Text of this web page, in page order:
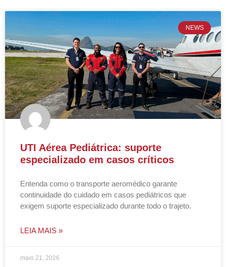
NEWS
UTI Aérea Pediátrica: suporte
especializado em casos críticos
Entenda como o transporte aeromédico garante
continuidade do cuidado em casos pediátricos que
exigem suporte especializado durante todo o trajeto.
LEIA MAIS »
maio 21, 2026